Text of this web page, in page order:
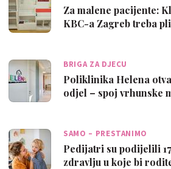
Za malene pacijente:
KBC-a Zagreb treba
BRIGA ZA DJECU
Poliklinika Helena
odjel – spoj vrhunske
SAMO – PRESTANIMO
Pedijatri su podijelili
zdravlju u koje bi